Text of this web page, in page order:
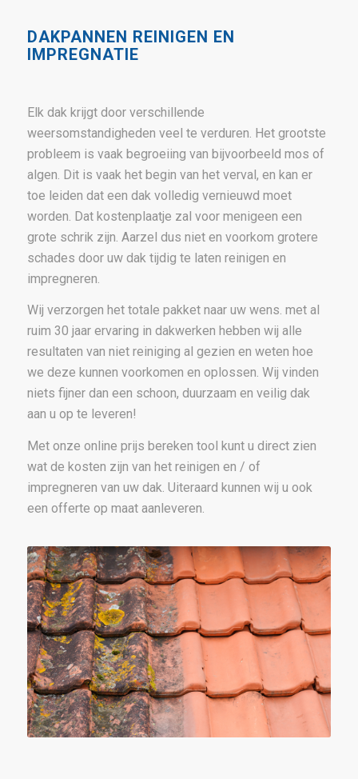
DAKPANNEN REINIGEN EN
IMPREGNATIE
Elk dak krijgt door verschillende
weersomstandigheden veel te verduren. Het grootste
probleem is vaak begroeiing van bijvoorbeeld mos of
algen. Dit is vaak het begin van het verval, en kan er
toe leiden dat een dak volledig vernieuwd moet
worden. Dat kostenplaatje zal voor menigeen een
grote schrik zijn. Aarzel dus niet en voorkom grotere
schades door uw dak tijdig te laten reinigen en
impregneren.
Wij verzorgen het totale pakket naar uw wens. met al
ruim 30 jaar ervaring in dakwerken hebben wij alle
resultaten van niet reiniging al gezien en weten hoe
we deze kunnen voorkomen en oplossen. Wij vinden
niets fijner dan een schoon, duurzaam en veilig dak
aan u op te leveren!
Met onze online prijs bereken tool kunt u direct zien
wat de kosten zijn van het reinigen en / of
impregneren van uw dak. Uiteraard kunnen wij u ook
een offerte op maat aanleveren.